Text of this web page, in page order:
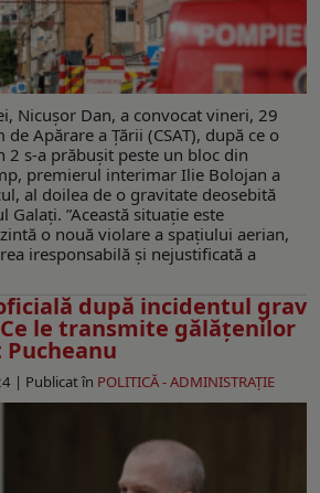
Nicușor Dan, a convocat vineri, 29
Apărare a Țării (CSAT), după ce o
2 s-a prăbușit peste un bloc din
premierul interimar Ilie Bolojan a
al doilea de o gravitate deosebită
Galați. ”Această situație este
o nouă violare a spațiului aerian,
iresponsabilă și nejustificată a
după incidentul grav
le transmite gălăţenilor
| Publicat în POLITICĂ - ADMINISTRAŢIE